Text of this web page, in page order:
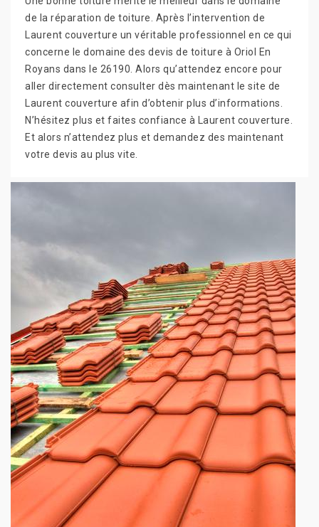
de la réparation de toiture. Après l’intervention de
Laurent couverture un véritable professionnel en ce qui
concerne le domaine des devis de toiture à Oriol En
Royans dans le 26190. Alors qu’attendez encore pour
aller directement consulter dès maintenant le site de
Laurent couverture afin d’obtenir plus d’informations.
N’hésitez plus et faites confiance à Laurent couverture.
Et alors n’attendez plus et demandez des maintenant
votre devis au plus vite.